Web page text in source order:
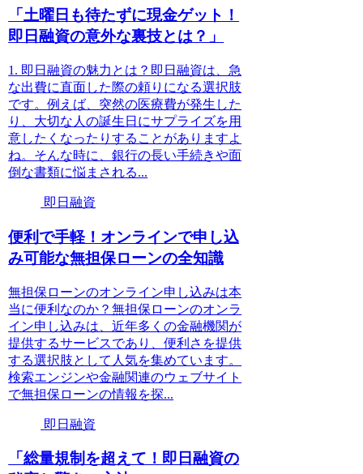
「土曜日も待たずに現金ゲット！
即日融資の意外な裏技とは？」
1. 即日融資の魅力とは？即日融資は、急
な出費に直面した際の頼りになる選択肢
です。例えば、突然の医療費が発生した
り、大切な人の誕生日にサプライズを用
意したくなったりすることがありますよ
ね。そんな時に、銀行の長い手続きや面
倒な書類に悩まされる...
即日融資
便利で手軽！オンラインで申し込
み可能な無担保ローンの全知識
無担保ローンのオンライン申し込みは本
当に便利なのか？無担保ローンのオンラ
イン申し込みは、近年多くの金融機関が
提供するサービスであり、便利さを提供
する選択肢として人気を集めています。
検索エンジンや金融関連のウェブサイト
で無担保ローンの情報を探...
即日融資
「総量規制を超えて！即日融資の